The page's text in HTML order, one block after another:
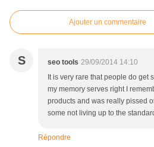
Ajouter un commentaire
S seo tools 29/09/2014 14:10
It is very rare that people do get
my memory serves right I
products and was really pissed
some not living up to the
Répondre